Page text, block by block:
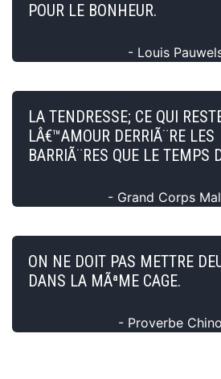
POUR LE BONHEUR.
- Louis
LA TENDRESSE; CE QUI
LÂ€™AMOUR DERRIÃ¨RE LES
BARRIÃ¨RES QUE LE TEMPS
- Grand Corps
ON NE DOIT PAS METTRE
DANS LA MÃªME CAGE.
- Proverbe